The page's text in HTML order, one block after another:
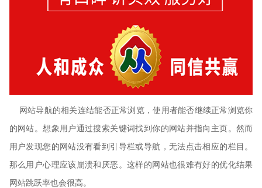
网站导航的相关连结能否正常浏览，使用者能否继续正常浏览你
的网站。想象用户通过搜索关键词找到你的网站并指向主页。然而
用户发现您的网站没有看到引导栏或导航，无法点击相应的栏目。
那么用户心理应该崩溃和厌恶。这样的网站也很难有好的优化结果
网站跳跃率也会很高。